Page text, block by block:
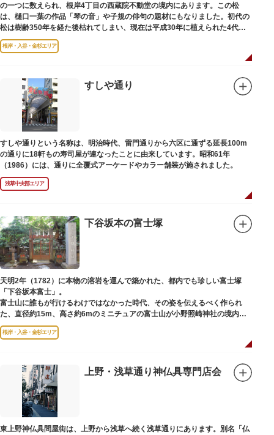
の一つに数えられ、根岸4丁目の西蔵院不動堂の境内にあります。この松
は、樋口一葉の作品「琴の音」や子規の俳句の題材にもなりました。初代の
松は樹齢350年を経た後枯れてしまい、現在は平成30年に植えられた4代目
の松になります。
根岸・入谷・金杉エリア
すしや通り
すしや通りという名称は、明治時代、雷門通りから六区に通ずる延長100m
の通りに18軒もの寿司屋が連なったことに由来しています。昭和61年
（1986）には、通りに全覆式アーケードやカラー舗装が施されました。
浅草中央部エリア
下谷坂本の富士塚
天明2年（1782）に本物の溶岩を運んで築かれた、都内でも珍しい富士塚
「下谷坂本富士」。
富士山に誰もが行けるわけではなかった時代、その姿を伝えるべく作られ
た、直径約15m、高さ約6mのミニチュアの富士山が小野照崎神社の境内に
あります。
一合目から順に十合目まで記されており、南無妙法と書かれた石碑や修験道
形民俗文化財に指定されています。
富士山に合わせて、お山開きが行われ、6月30日と1日には富士塚に登ること
ができます。
【Twitter】https://twitter.com/onoterupr
根岸・入谷・金杉エリア
上野・浅草通り神仏具専門店会
東上野神仏具問屋街は、上野から浅草へ続く浅草通りにあります。別名「仏